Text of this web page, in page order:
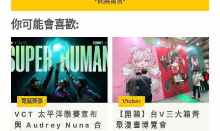
你可能會喜歡:
VCT 太平洋聯賽宣布
與 Audrey Nuna 合
電競賽事
【開箱】台V三大箱齊
聚漫畫博覽會
Vtuber